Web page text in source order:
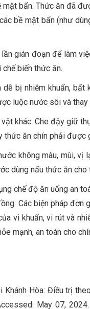
bẩn. Thức ăn đã
bề mặt bẩn (như
gián đoạn để làm
biến thức ăn.
bị nhiễm khuẩn, bất
luộc nước sôi và
khác. Che đậy giữ
thức ăn chín phải được
không màu, mùi, vị
dùng nấu thức ăn cho
chế độ ăn uống an
Các biện pháp đơn
vi khuẩn, vi rút và
mạnh, an toàn cho
Hòa: Điều trị
May 07,